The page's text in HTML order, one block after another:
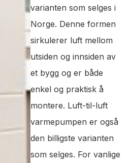
varianten som selges i
Norge. Denne formen
sirkulerer luft mellom
utsiden og innsiden av
et bygg og er både
enkel og praktisk å
montere. Luft-til-luft
varmepumpen er også
den billigste varianten
som selges. For vanlige